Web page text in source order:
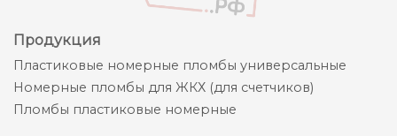
Продукция
Пластиковые номерные пломбы универсальные
Номерные пломбы для ЖКХ (для счетчиков)
Пломбы пластиковые номерные